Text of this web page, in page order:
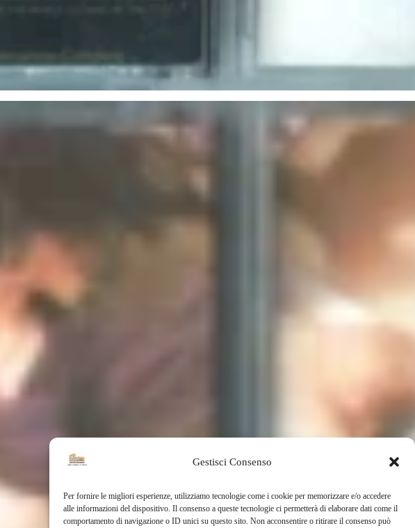
Gestisci Consenso
Per fornire le migliori esperienze, utilizziamo tecnologie come i cookie per memorizzare e/o accedere
alle informazioni del dispositivo. Il consenso a queste tecnologie ci permetterà di elaborare dati come il
comportamento di navigazione o ID unici su questo sito. Non acconsentire o ritirare il consenso può